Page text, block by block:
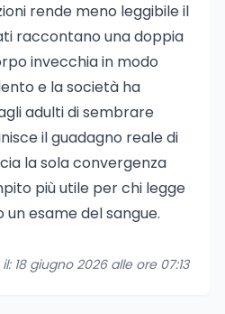
rende meno leggibile il
raccontano una doppia
invecchia in modo
e la società ha
adulti di sembrare
il guadagno reale di
la sola convergenza
più utile per chi legge
esame del sangue.
18 giugno 2026 alle ore 07:13